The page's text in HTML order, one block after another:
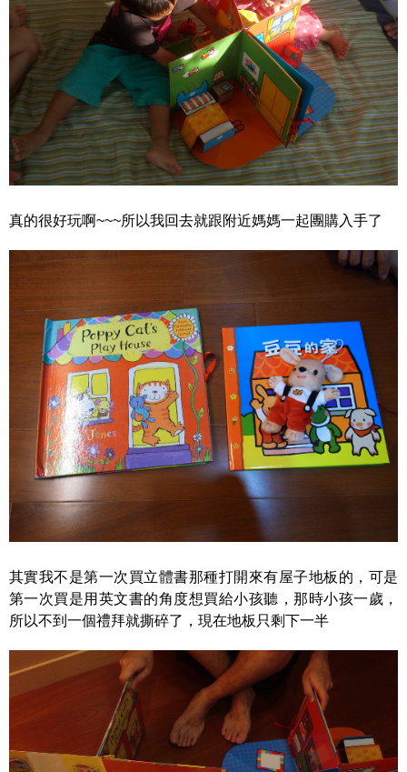
真的很好玩啊~~~所以我回去就跟附近媽媽一起團購入手了
其實我不是第一次買立體書那種打開來有屋子地板的，可是
第一次買是用英文書的角度想買給小孩聽，那時小孩一歲，
所以不到一個禮拜就撕碎了，現在地板只剩下一半